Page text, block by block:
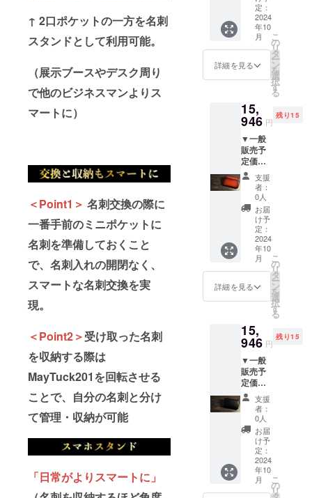
↑ 2口ポケットの一方を名刺
スタンドとして利用可能。
（展示ブースやデスク周り
で他のビジネスマンよりス
マートに）
＜Point1＞ 名刺交換の際に
一番手前のミニポケットに
名刺を準備しておくこと
で、名刺入れの開閉なく、
スマートな名刺交換を実
現。
＜Point2＞受け取った名刺
を収納する際は
MayTuck201を回転させる
ことで、自分の名刺と分け
て管理・収納が可能
「日常がよりスマートに」
用頂く
事が出
来ます
が、強
加えな
いでく
い。 ※
皆様の
ご支援
により
量産効
率が向
上した
場合、
正規販
売価格
が販売
予定価
格より
下がる
可能性
もござ
いま
す。 ※
デザイ
様は変
更にな
る可能
性もご
ざいま
す。ご
了承く
ださ
い。 ※
ご注文
状況、
使用部
材の供
給状
況、製
造工程
すが、
使い込
むほど
に表層
れ、シ
ワや傷
くなり
ます ・
二重に
検品検
査をし
ており
ますの
で、通
常使用
で何年
もご使
用頂く
事が出
来ます
が、強
加えな
いでく
い。 ※
皆様の
ご支援
により
量産効
率が向
上した
場合、
正規販
売価格
が販売
予定価
格より
下がる
可能性
もござ
合もあ
ります
のでご
了承く
・表層
のキメ
使い初
めに革
の素材
本来の
シワや
傷が目
立ちや
すく
なって
おりま
すが、
使い込
むほど
に表層
が磨か
ワや傷
がきに
ます ・
二重に
検品検
査をし
ており
ますの
で、通
常使用
で何年
もご使
用頂く
事が出
来ます
が、強
い力を
語） 〇
保証：
あり（3
か月）
〇 使用
方法、
表層に
加工の
料仕上
げの革
になり
ます ・
素材の
塗料の
為、色
落ちが
ある場
合もあ
ります
のでご
ださい
・表層
い為、
使い初
めに革
の素材
本来の
シワや
傷が目
立ちや
すく
なって
おりま
すが、
使い込
むほど
に表層
㎜ × D
66㎜ ×
H 12.5
㎜(最
小)、H
53.0㎜
材：ベ
ジタブ
ルタン
ニンア
ルゼン
チンレ
ザー 〇
取扱説
明書：
あり
（日本
語） 〇
保証：
あり（3
か月）
〇 使用
方法、
表層に
加工の
料仕上
げの革
になり
ます ・
素材の
塗料の
為、色
落ちが
ある場
合もあ
ります
のでご
OFF
15,232
円（税
込・送
料込）
【セッ
ト内
容】
k201 ×
1個（ル
ミナス
オレン
ジ） <
商品情
報> 〇
サイズ/
重量：
W 106
㎜ × D
66㎜ ×
H 12.5
㎜(最
小)、H
53.0㎜
(最大) /
ジタブ
ルタン
ニンア
ルゼン
チンレ
ザー 〇
取扱説
明書：
あり
（日本
語） 〇
保証：
あり（3
か月）
〇 使用
定：
2024
年10
月
詳細を見る
こ
の
リ
タ
ー
ン
を
選
択
す
る
15,
946 円
残り15
▼一般
販売予
定価格
23,800
円（税
込・送
料込）
→33%
OFF
15,946
円（税
込・送
料込）
【セッ
ト内
容】
k201 ×
1個（レ
ディッ
シュブ
ラウ
ン） <
商品情
報> 〇
サイズ/
重量：
W 106
㎜ × D
66㎜ ×
H 12.5
㎜(最
小)、H
支援
者：
0人
お届
け予
定：
2024
年10
月
詳細を見る
こ
の
リ
タ
ー
ン
を
選
択
す
る
15,
946 円
残り15
▼一般
販売予
定価格
23,800
円（税
込・送
料込）
→33%
OFF
15,946
円（税
込・送
料込）
支援
者：
0人
お届
け予
定：
2024
年10
月
こ
の
リ